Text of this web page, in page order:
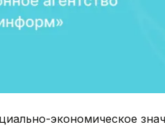
экономическое